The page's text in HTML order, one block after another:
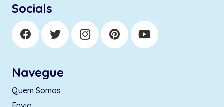
Socials
Navegue
Quem Somos